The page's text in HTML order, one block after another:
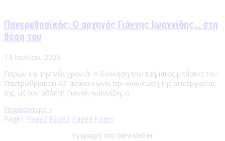
Πανερυθραϊκός: Ο αρχηγός Γιάννης Ιωαννίδης… στη
θέση του
14 Ιουλίου, 2026
Παρών και την νέα χρονιά! Η διοίκηση του τμήματος μπάσκετ του
Πανερυθραϊκού ΑΣ ανακοινώνει την ανανέωση της συνεργασίας
της, με τον αθλητή Γιάννη Ιωαννίδη, ο
Περισσότερα »
Page1 Page2 Page3 Page4 Page5
Εγγραφή στο Newsletter